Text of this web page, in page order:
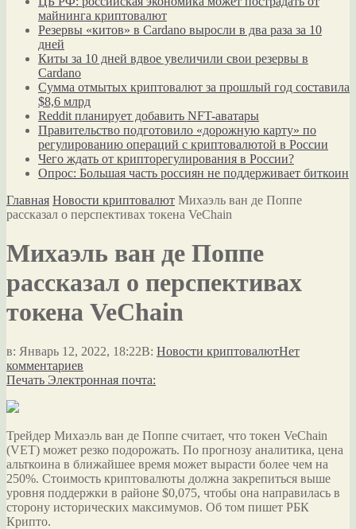
майнинга криптовалют
Резервы «китов» в Cardano выросли в два раза за 10
дней
Киты за 10 дней вдвое увеличили свои резервы в
Cardano
Сумма отмытых криптовалют за прошлый год составила
$8,6 млрд
Reddit планирует добавить NFT-аватары
Правительство подготовило «дорожную карту» по
регулированию операций с криптовалютой в России
Чего ждать от крипторегулирования в России?
Опрос: Большая часть россиян не поддерживает биткоин
Главная Новости криптовалют Михаэль ван де Поппе
рассказал о перспективах токена VeChain
Михаэль ван де Поппе
рассказал о перспективах
токена VeChain
в: Январь 12, 2022, 18:22В: Новости криптовалютНет
комментариев
Печать Электронная почта:
Трейдер Михаэль ван де Поппе считает, что токен VeChain
(VET) может резко подорожать. По прогнозу аналитика, цена
альткоина в ближайшее время может вырасти более чем на
250%. Стоимость криптовалюты должна закрепиться выше
уровня поддержки в районе $0,075, чтобы она направилась в
сторону исторических максимумов. Об том пишет РБК
Крипто.